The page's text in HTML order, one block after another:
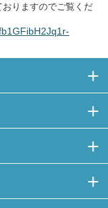
りますのでご覧くだ